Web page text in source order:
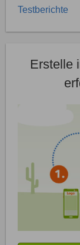
Testberichte
Erstelle